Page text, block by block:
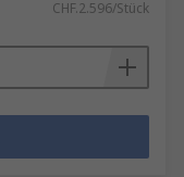
CHF.2.596/Stück